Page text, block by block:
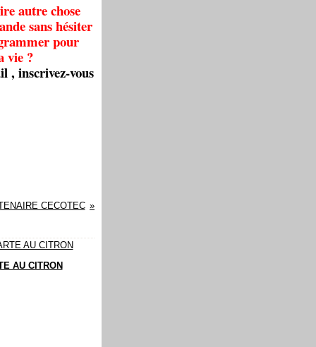
autre chose
sans hésiter
pour
vie ?
, inscrivez-vous
CECOTEC
AU CITRON